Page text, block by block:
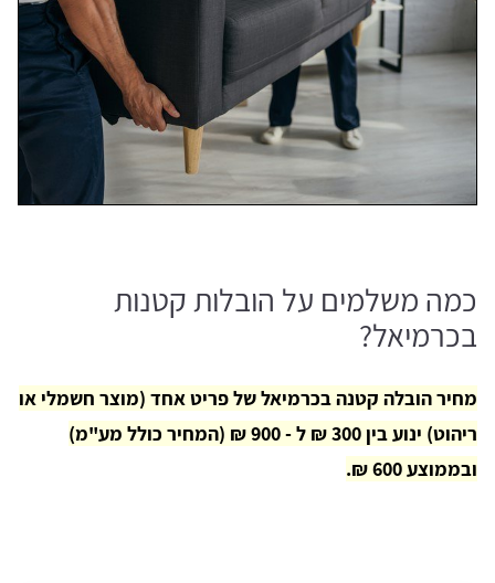
כמה משלמים על הובלות קטנות
בכרמיאל?
מחיר הובלה קטנה בכרמיאל של פריט אחד (מוצר חשמלי או
ריהוט) ינוע בין 300 ₪ ל - 900 ₪ (המחיר כולל מע"מ)
ובממוצע 600 ₪.